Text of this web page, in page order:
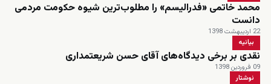
محمد خاتمی «فدرالیسم» را مطلوب‌ترین شیوه حکومت مردمی
دانست
22 اردیبهشت 1398
بیانیه
نقدی بر برخی دیدگاه‌های آقای حسن شریعتمداری
09 فروردین 1398
نوشتار